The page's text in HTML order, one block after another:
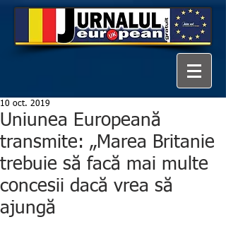
Uniunea Europeană
transmite: „Marea Britanie
trebuie să facă mai multe
concesii dacă vrea să
ajungă
10 oct. 2019